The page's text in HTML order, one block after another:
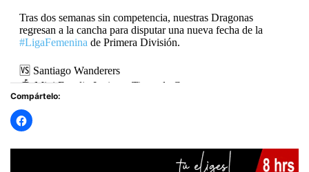
Tras dos semanas sin competencia, nuestras Dragonas
regresan a la cancha para disputar una nueva fecha de la
#LigaFemeninade Primera División.
🆚 Santiago Wanderers
🏟 Mini Estadio Iquique, Tierra de Campeones
🕚 11:00 hrs
¡Las…
— Deportes Iquique (@ClubDIquique)April 24, 2026
Compártelo: